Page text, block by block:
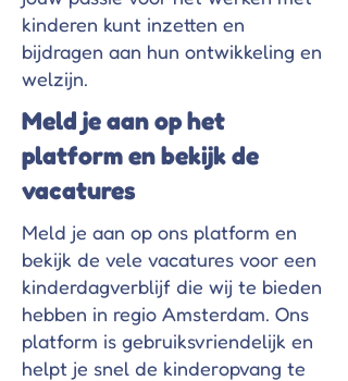
kinderen kunt inzetten en
bijdragen aan hun ontwikkeling en
welzijn.
Meld je aan op het
platform en bekijk de
vacatures
Meld je aan op ons platform en
bekijk de vele vacatures voor een
kinderdagverblijf die wij te bieden
hebben in regio Amsterdam. Ons
platform is gebruiksvriendelijk en
helpt je snel de kinderopvang te